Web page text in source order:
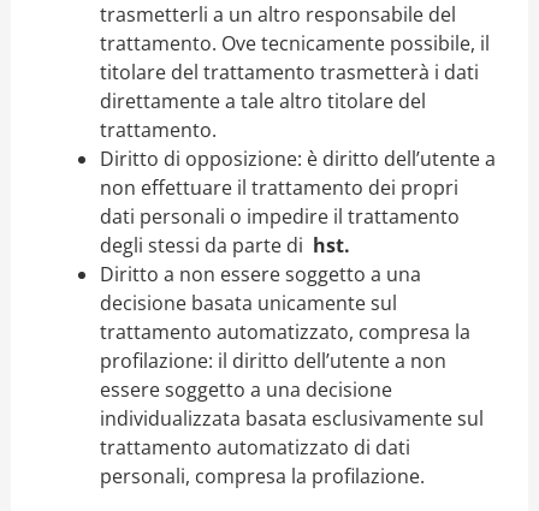
trasmetterli a un altro responsabile del
trattamento. Ove tecnicamente possibile, il
titolare del trattamento trasmetterà i dati
direttamente a tale altro titolare del
trattamento.
Diritto di opposizione: è diritto dell’utente a
non effettuare il trattamento dei propri
dati personali o impedire il trattamento
degli stessi da parte di hst.
Diritto a non essere soggetto a una
decisione basata unicamente sul
trattamento automatizzato, compresa la
profilazione: il diritto dell’utente a non
essere soggetto a una decisione
individualizzata basata esclusivamente sul
trattamento automatizzato di dati
personali, compresa la profilazione.